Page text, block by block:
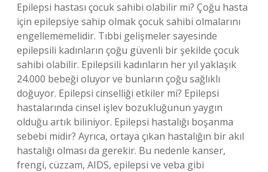
Epilepsi hastası çocuk sahibi olabilir mi? Çoğu hasta
için epilepsiye sahip olmak çocuk sahibi olmalarını
engellememelidir. Tıbbi gelişmeler sayesinde
epilepsili kadınların çoğu güvenli bir şekilde çocuk
sahibi olabilir. Epilepsili kadınların her yıl yaklaşık
24.000 bebeği oluyor ve bunların çoğu sağlıklı
doğuyor. Epilepsi cinselliği etkiler mi? Epilepsi
hastalarında cinsel işlev bozukluğunun yaygın
olduğu artık biliniyor. Epilepsi hastalığı boşanma
sebebi midir? Ayrıca, ortaya çıkan hastalığın bir akıl
hastalığı olması da gerekir. Bu nedenle kanser,
frengi, cüzzam, AIDS, epilepsi ve veba gibi